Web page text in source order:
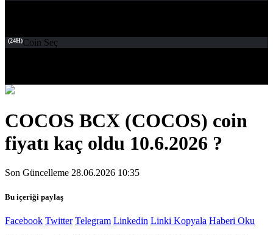
(24H)Coin Seç
COCOS BCX (COCOS) coin
fiyatı kaç oldu 10.6.2026 ?
Son Güncelleme 28.06.2026 10:35
Bu içeriği paylaş
Facebook Twitter Telegram Linkedin Linki Kopyala Haberi Oku